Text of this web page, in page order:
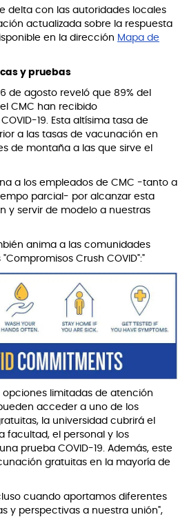
delta con las autoridades locales
actualizada sobre la respuesta
en la dirección Mapa de
y pruebas
de agosto reveló que 89% del
CMC han recibido
19. Esta altísima tasa de
a las tasas de vacunación en
de montaña a las que sirve el
a los empleados de CMC -tanto a
parcial- por alcanzar esta
y servir de modelo a nuestras
anima a las comunidades
Crush COVID":"
opciones limitadas de atención
acceder a uno de los
la universidad cubrirá el
facultad, el personal y los
prueba COVID-19. Además, este
gratuitas en la mayoría de
cuando aportamos diferentes
y perspectivas a nuestra unión",